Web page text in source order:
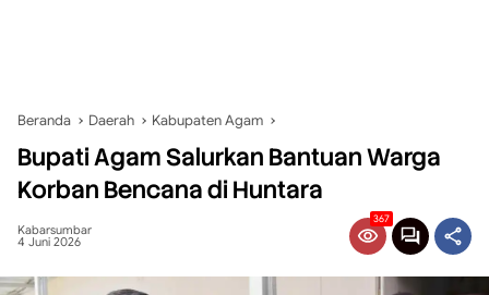
Beranda Daerah Kabupaten Agam
Bupati Agam Salurkan Bantuan Warga
Korban Bencana di Huntara
Kabarsumbar
4 Juni 2026
367